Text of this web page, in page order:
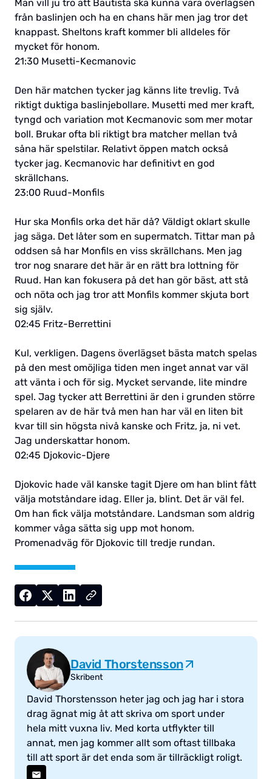
Man vill ju tro att Bautista ska kunna vara överlägsen
från baslinjen och ha en chans här men jag tror det
knappast. Sheltons kraft kommer bli alldeles för
mycket för honom.
21:30 Musetti-Kecmanovic
Den här matchen tycker jag känns lite trevlig. Två
riktigt duktiga baslinjebollare. Musetti med mer kraft,
tyngd och variation mot Kecmanovic som mer motar
boll. Brukar ofta bli riktigt bra matcher mellan två
såna här spelstilar. Relativt öppen match också
tycker jag. Kecmanovic har definitivt en god
skrällchans.
23:00 Ruud-Monfils
Hur ska Monfils orka det här då? Väldigt oklart skulle
jag säga. Det låter som en supermatch. Tittar man på
oddsen så har Monfils en viss skrällchans. Men jag
tror nog snarare det här är en rätt bra lottning för
Ruud. Han kan fokusera på det han gör bäst, att stå
och nöta och jag tror att Monfils kommer skjuta bort
sig själv.
02:45 Fritz-Berrettini
Kul, verkligen. Dagens överlägset bästa match spelas
på den mest omöjliga tiden men inget annat var väl
att vänta i och för sig. Mycket servande, lite mindre
spel. Jag tycker att Berrettini är den i grunden större
spelaren av de här två men han har väl en liten bit
kvar till sin högsta nivå kanske och Fritz, ja, ni vet.
Jag underskattar honom.
02:45 Djokovic-Djere
Djokovic hade väl kanske tagit Djere om han blint fått
välja motståndare idag. Eller ja, blint. Det är väl fel.
Om han fick välja motståndare. Landsman som aldrig
kommer våga sätta sig upp mot honom.
Promenadväg för Djokovic till tredje rundan.
David Thorstensson
Skribent
David Thorstensson heter jag och jag har i stora
drag ägnat mig åt att skriva om sport under
hela mitt vuxna liv. Med korta utflykter till
annat, men jag kommer allt som oftast tillbaka
till att sport är det enda som är tillräckligt roligt.